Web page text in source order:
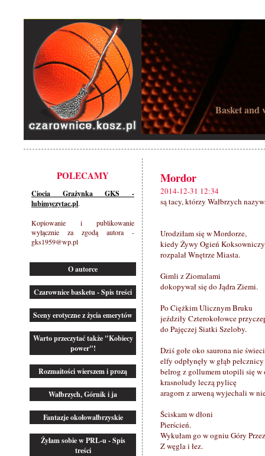
Basket and
POLECAMY
Ciocia Grażynka GKS -
lubimyczytac.pl.
Kopiowanie i publikowanie
wyłącznie za zgodą autora -
gks1959@wp.pl
O autorce
Czarownice basketu - Spis treści
Sceny erotyczne z życia emerytów
Warto przeczytać także "Kobiecy
power"!
Rozmaitości wierszem i prozą
Wałbrzych, Górnik i ja
Fantazje okołowałbrzyskie
Żyłam sobie w PRL-u - Spis
treści
Mordor
2014-12-31 12:34
są tacy, którzy Wałbrzych
Urodziłam się w Mordorze,
kiedy Żywy Ogień
rozpalał Wnętrze Miasta.
Gimli z Ziomalami
dokopywał się do Jądra Ziemi.
Po Ciężkim Ulicznym Bruku
jeździły Czterokołowce
do Pajęczej Siatki Szeloby.
Dziś gołe oko saurona nie
elfy odpłynęły w głąb pełcznicy
belrog z gollumem utopili się
krasnoludy leczą pylicę
aragorn z arweną wyjechali w
Ściskam w dłoni
Pierścień.
Wykułam go w ogniu Góry
Z węgla i łez.